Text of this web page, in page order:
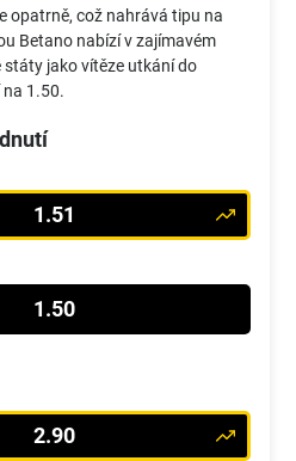
opatrně, což nahrává tipu na
Betano nabízí v zajímavém
státy jako vítěze utkání do
1.50.
1.51
1.50
2.90